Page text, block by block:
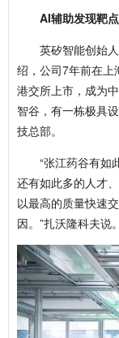
AI辅助发现靶
英矽智能创始
绍，公司7年前在
港交所上市，成为
智谷，有一栋极具
技总部。
“张江药谷有如
还有如此多的人才
以最高的质量快速
因。”扎沃隆科夫说。